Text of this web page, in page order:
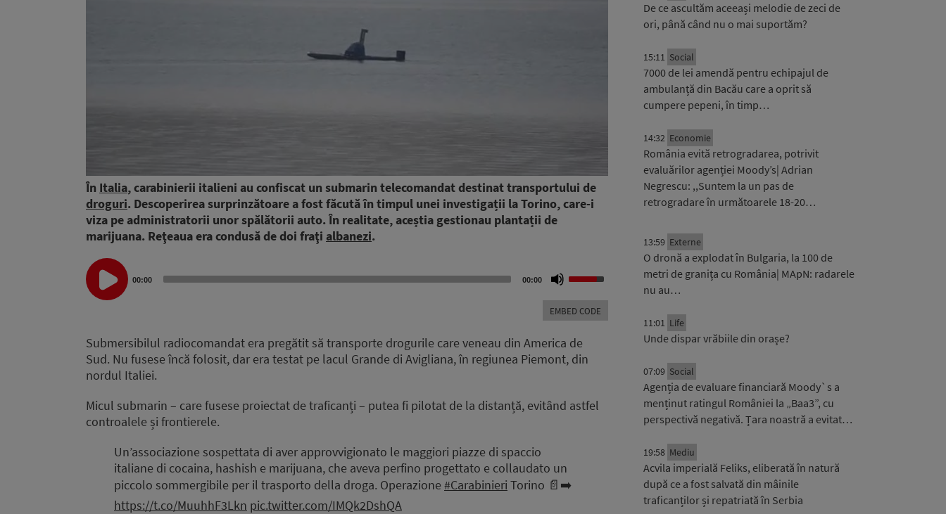
În Italia, carabinierii italieni au confiscat un submarin telecomandat destinat transportului de
droguri. Descoperirea surprinzătoare a fost făcută în timpul unei investigații la Torino, care-i
viza pe administratorii unor spălătorii auto. În realitate, aceștia gestionau plantații de
marijuana. Reţeaua era condusă de doi fraţi albanezi.
Audio
Player
00:00 00:00
Up/Down
keys
increase
or
EMBED CODE
Submersibilul radiocomandat era pregătit să transporte drogurile care veneau din America de
Sud. Nu fusese încă folosit, dar era testat pe lacul Grande di Avigliana, în regiunea Piemont, din
nordul Italiei.
Micul submarin – care fusese proiectat de traficanți – putea fi pilotat de la distanță, evitând astfel
controalele și frontierele.
Un’associazione sospettata di aver approvvigionato le maggiori piazze di spaccio
italiane di cocaina, hashish e marijuana, che aveva perfino progettato e collaudato un
piccolo sommergibile per il trasporto della droga. Operazione #Carabinieri Torino 📄➡️
https://t.co/MuuhhF3Lkn pic.twitter.com/IMQk2DshQA
De ce ascultăm aceeași melodie de zeci de
ori, până când nu o mai suportăm?
15:11 Social
7000 de lei amendă pentru echipajul de
ambulanță din Bacău care a oprit să
cumpere pepeni, în timp…
14:32 Economie
România evită retrogradarea, potrivit
evaluărilor agenției Moody’s| Adrian
Negrescu: ,,Suntem la un pas de
retrogradare în următoarele 18-20…
13:59 Externe
O dronă a explodat în Bulgaria, la 100 de
metri de granița cu România| MApN: radarele
nu au…
11:01 Life
Unde dispar vrăbiile din orașe?
07:09 Social
Agenția de evaluare financiară Moody`s a
menținut ratingul României la „Baa3”, cu
perspectivă negativă. Țara noastră a evitat…
19:58 Mediu
Acvila imperială Feliks, eliberată în natură
după ce a fost salvată din mâinile
traficanților și repatriată în Serbia